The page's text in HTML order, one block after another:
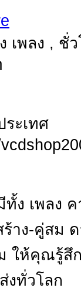
พลง , ชั่ว
ะเทศ
ง เพลง
าง-คู่สม
ให้คุณรู้สึ
งทั่วโลก